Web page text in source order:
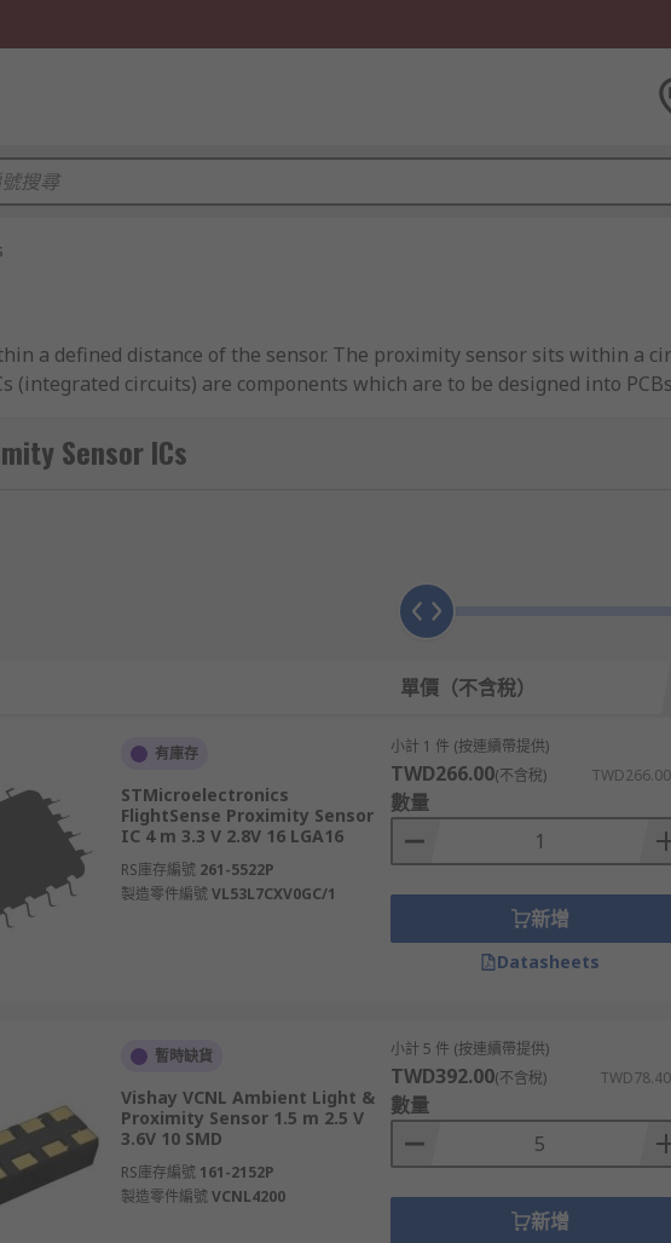
a defined distance of the sensor. The proximity sensor sits within a
circuits) are components which are to be designed into
military applications.
of sensing technologies. These detection types benefit various
main proximity sensors use inductive, capacitive or infrared sensing
a simple electromagnetic field, the sensor monitors the rise and
is monitored by a threshold circuit that can generate the
shape and size of the sensor as well as the types of material that
which then changes state.
example of this is when you hold your phone to your ear, the sensor
to switch off. Proximity sensors are also used in switches, for example
Sensor ICs
單價（不含稅）
有庫存
STMicroelectronics
FlightSense Proximity Sensor
IC 4 m 3.3 V 2.8V 16 LGA16
RS庫存編號 261-5522P
製造零件編號VL53L7CXV0GC/1
小計 1 件 (按連續帶提供)
TWD266.00(不含稅)
數量
新增
Datasheets
暫時缺貨
Vishay VCNL Ambient Light &
Proximity Sensor 1.5 m 2.5 V
3.6V 10 SMD
RS庫存編號 161-2152P
製造零件編號VCNL4200
小計 5 件 (按連續帶提供)
TWD392.00(不含稅)
數量
新增